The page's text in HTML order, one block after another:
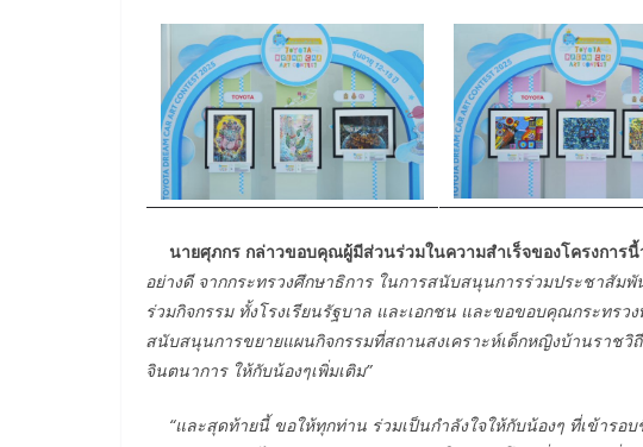
นายศุภกร กล่าวขอบคุณผู้มีส่วนร่วมในความสำเร็จของโครงการนี้
อย่างดี จากกระทรวงศึกษาธิการ ในการสนับสนุนการร่วมประชาสัม
ร่วมกิจกรรม ทั้งโรงเรียนรัฐบาล และเอกชน และขอขอบคุณกระทร
สนับสนุนการขยายแผนกิจกรรมที่สถานสงเคราะห์เด็กหญิงบ้านราชวิถี
จินตนาการ ให้กับน้องๆเพิ่มเติม”
“และสุดท้ายนี้ ขอให้ทุกท่าน ร่วมเป็นกำลังใจให้กับน้องๆ ที่เข้ารอ